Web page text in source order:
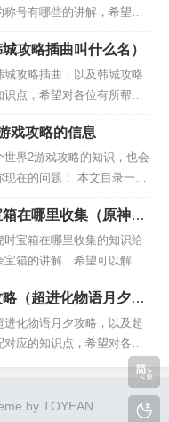
哪些 崩坏3隐藏成就怎么...
号有哪些的讲解，希望可
本文目录一览： 1、暴走
暴走地下城艾里克用什么装
什么套 4、暴走地下城魔法
天赋及宝石选择 5、暴走地
攻略插曲叫什么名）
攻略插曲，以及韩城攻略
点，希望对各位有所帮
。 本文目录一览： 1、电
2、韩城攻略插曲 3、韩城
城攻略中所有的插曲 那一
曲任贤齐舒淇任贤齐+舒淇%
戏攻略的信息
界2游戏攻略的知识，也会
在的问题！ 本文目录一
出来第一个任务就没法做 打
死亡光线boss技巧攻略 3、
4、求一个比较完善的half li
世界...
在哪里收集（原神剩
宝箱在哪里收集的知识给
箱的讲解，希望可以解决
目录一览： 1、原神须弥宝
先找宝箱还是找神瞳 3、原
哪里 4、《原神》探索度跟
多少个 原神须弥宝箱数量
（超进化物语月夕纹
化物语月夕攻略，以及超
应的知识点，希望对各位
藏本站喔。 本文目录一览：
攻略 超进化物语月夕该怎么
纹章怎么搭配 月夕纹章搭
by TOYEAN.